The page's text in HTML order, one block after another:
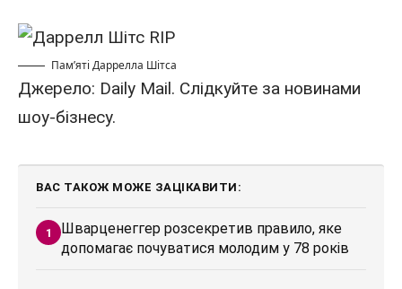
Пам’яті Даррелла Шітса
Джерело: Daily Mail. Слідкуйте за новинами
шоу-бізнесу.
ВАС ТАКОЖ МОЖЕ ЗАЦІКАВИТИ:
Шварценеггер розсекретив правило, яке
допомагає почуватися молодим у 78 років